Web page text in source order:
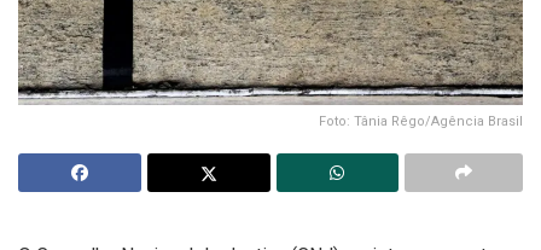
Foto: Tânia Rêgo/Agência Brasil